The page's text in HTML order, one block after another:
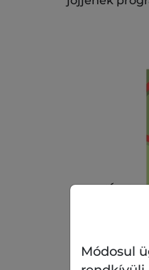
Módosul